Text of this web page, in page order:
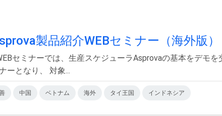
製品紹介WEBセミナー（海外版）
セミナーでは、生産スケジューラAsprovaの基本をデモ
ーとなり、 対象...
中国 ベトナム 海外 タイ王国 インドネシア